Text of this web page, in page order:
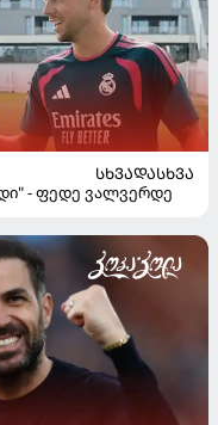
ᲡᲮᲕᲐᲓᲐᲡᲮᲕᲐ
- ფედე ვალვერდე